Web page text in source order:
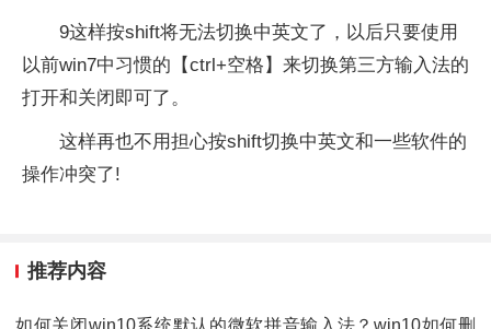
9这样按shift将无法切换中英文了，以后只要使用
以前win7中习惯的【ctrl+空格】来切换第三方输入法的
打开和关闭即可了。
这样再也不用担心按shift切换中英文和一些软件的
操作冲突了!
推荐内容
如何关闭win10系统默认的微软拼音输入法？win10如何删